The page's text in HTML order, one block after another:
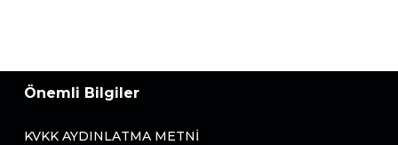
Önemli Bilgiler
KVKK AYDINLATMA METNI